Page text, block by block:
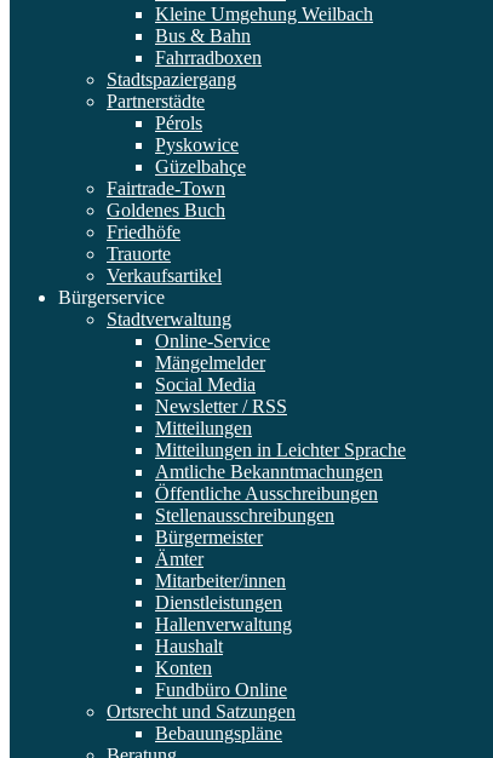
Kleine Umgehung Weilbach
Bus & Bahn
Fahrradboxen
Stadtspaziergang
Partnerstädte
Pérols
Pyskowice
Güzelbahçe
Fairtrade-Town
Goldenes Buch
Friedhöfe
Trauorte
Verkaufsartikel
Bürgerservice
Stadtverwaltung
Online-Service
Mängelmelder
Social Media
Newsletter / RSS
Mitteilungen
Mitteilungen in Leichter Sprache
Amtliche Bekanntmachungen
Öffentliche Ausschreibungen
Stellenausschreibungen
Bürgermeister
Ämter
Mitarbeiter/innen
Dienstleistungen
Hallenverwaltung
Haushalt
Konten
Fundbüro Online
Ortsrecht und Satzungen
Bebauungspläne